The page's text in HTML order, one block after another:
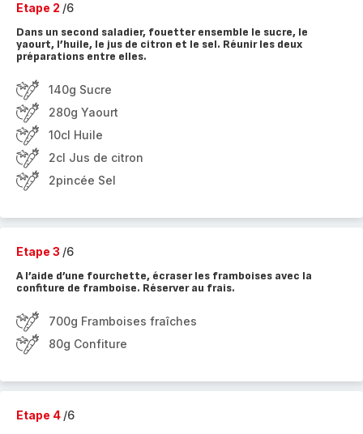
Etape 2 /6
Dans un second saladier, fouetter ensemble le sucre, le
yaourt, l’huile, le jus de citron et le sel. Réunir les deux
préparations entre elles.
140g Sucre
280g Yaourt
10cl Huile
2cl Jus de citron
2pincée Sel
Etape 3 /6
A l’aide d’une fourchette, écraser les framboises avec la
confiture de framboise. Réserver au frais.
700g Framboises fraîches
80g Confiture
Etape 4 /6